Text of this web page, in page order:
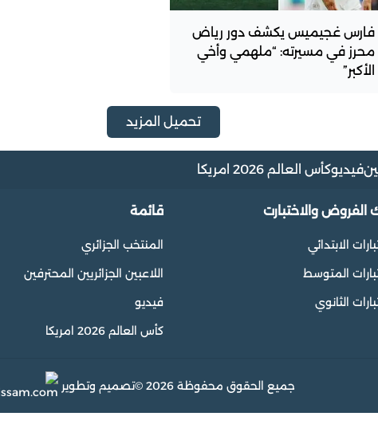
فارس غجيميس يكشف دور رياض
محرز في مسيرته: “ملهمي وأخي
الأكبر”
تحميل المزيد
فيديوكأس العالم 2026 امريكا
الفروض والاختبارت
الابتدائي
المتوسط
الثانوي
قائمة
المنتخب الجزائري
اللاعبين الجزائريين المحترفين
فيديو
كأس العالم 2026 امريكا
جميع الحقوق محفوظة 2026 © تصميم وتطوير